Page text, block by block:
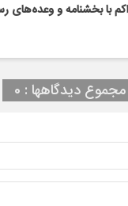
مجموع دیدگاهها : 0